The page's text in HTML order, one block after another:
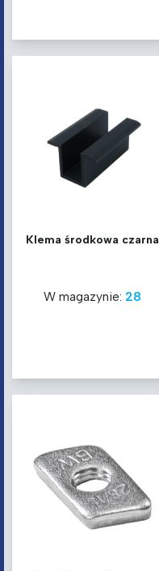
Klema środkowa czarna
W magazynie: 28